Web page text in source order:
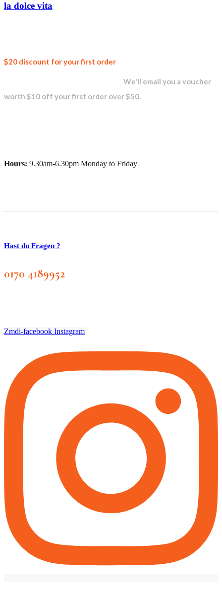
la dolce vita
$20 discount for your first order
We'll email you a voucher
worth $10 off your first order over $50.
Hours: 9.30am-6.30pm Monday to Friday
Hast du Fragen ?
0170 4189952
Zmdi-facebook Instagram